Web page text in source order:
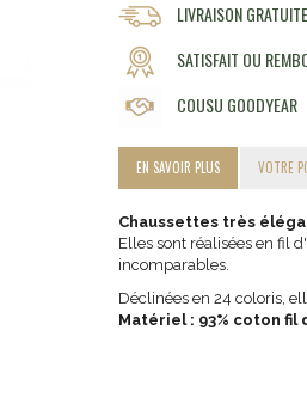
LIVRAISON GRATUITE
SATISFAIT OU
COUSU GOODYEAR
EN SAVOIR PLUS VOTRE
Chaussettes très
Elles sont réalisées en fil
incomparables.
Déclinées en 24 coloris,
Matériel : 93% coton fil